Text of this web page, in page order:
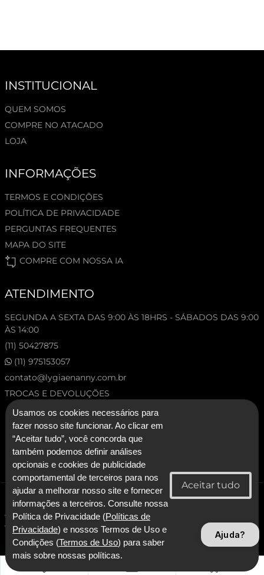
INSTITUCIONAL
QUEM SOMOS
COMPRE NO ATACADO
LOJA
INFORMAÇÕES
TERMOS E CONDIÇÕES
POLÍTICA DE PRIVACIDADE
PERGUNTAS FREQUENTES
MAPA DO SITE
COMPRE COM NOSSA IA
ATENDIMENTO
SEGUNDA A SEXTA DAS 9:00 ÀS 18HRS - SÁBADOS DAS 9:00
ÀS 14:00
(11) 50427875
(11) 975153057
contato@lygiaenanny.com.br
TROCAS E DEVOLUÇÕES
© 2026 Lygia & Nanny. Todos os direitos reservados.
CNPJ: 53.227.120/0001-92 - Lygia & Nanny Artesanato Confeccoes e
Comercio LTDA
Com Tecnologia SmarterApp
Usamos os cookies necessários para
fazer nosso site funcionar. Ao clicar em
“Aceitar tudo”, você concorda que
também podemos definir análises
opcionais e cookies de publicidade
comportamental de terceiros para nos
ajudar a melhorar nosso site e fornecer
informações a terceiros. Consulte nossa
Política de Privacidade (Políticas de
Privacidade) e nossos Termos de Uso e
Condições (Termos de Uso) para saber
mais sobre nossas políticas.
Ajuda?